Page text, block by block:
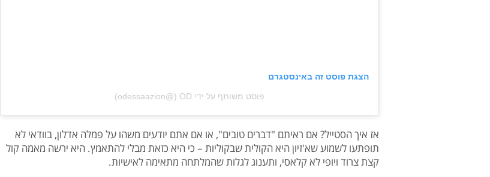
הצגת פוסט זה באינסטגרם
פוסט משותף על ידי ‏‎OD‎‏ (@‏‎odessaazion‎‏)
אז איך הסטייל? אם ראיתם "דברים טובים", או אם אתם יודעים משהו על פמלה אדלון, בוודאי לא
תופתעו לשמוע שא'זיון היא הקולית שבקוליות – כי היא כזאת מבלי להתאמץ. היא ירשה מאמה קול
קצת צרוד ויופי לא קלאסי, ותענוג לגלות שהמלתחה מתאימה לאישיות.